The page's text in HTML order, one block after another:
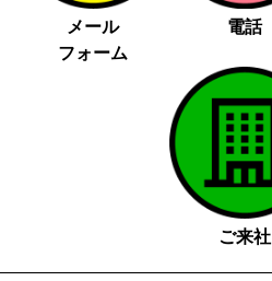
メール
フォーム
電話
ご来社